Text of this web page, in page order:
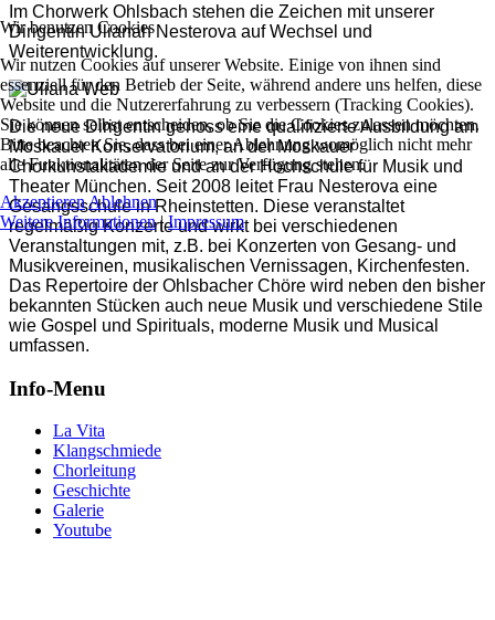
Im Chorwerk Ohlsbach stehen die Zeichen mit unserer
Dirigentin Ulianah Nesterova auf Wechsel und
Weiterentwicklung.
Die neue Dirigentin genoss eine qualifizierte Ausbildung am
Moskauer Konservatorium, an der Moskauer
Chorkunstakademie und an der Hochschule für Musik und
Theater München. Seit 2008 leitet Frau Nesterova eine
Gesangsschule in Rheinstetten. Diese veranstaltet
regelmäßig Konzerte und wirkt bei verschiedenen
Veranstaltungen mit, z.B. bei Konzerten von Gesang- und
Musikvereinen, musikalischen Vernissagen, Kirchenfesten.
Das Repertoire der Ohlsbacher Chöre wird neben den bisher
bekannten Stücken auch neue Musik und verschiedene Stile
wie Gospel und Spirituals, moderne Musik und Musical
umfassen.
Info-Menu
La Vita
Klangschmiede
Chorleitung
Geschichte
Galerie
Youtube
Wir benutzen Cookies
Wir nutzen Cookies auf unserer Website. Einige von ihnen sind
essenziell für den Betrieb der Seite, während andere uns helfen, diese
Website und die Nutzererfahrung zu verbessern (Tracking Cookies).
Sie können selbst entscheiden, ob Sie die Cookies zulassen möchten.
Bitte beachten Sie, dass bei einer Ablehnung womöglich nicht mehr
alle Funktionalitäten der Seite zur Verfügung stehen.
AkzeptierenAblehnen
Weitere Informationen|Impressum